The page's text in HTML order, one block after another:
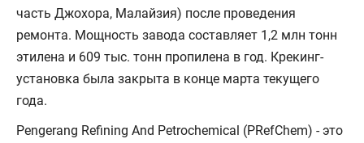
часть Джохора, Малайзия) после проведения
ремонта. Мощность завода составляет 1,2 млн тонн
этилена и 609 тыс. тонн пропилена в год. Крекинг-
установка была закрыта в конце марта текущего
года.
Pengerang Refining And Petrochemical (PRefChem) - это